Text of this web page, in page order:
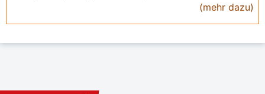
(mehr dazu)